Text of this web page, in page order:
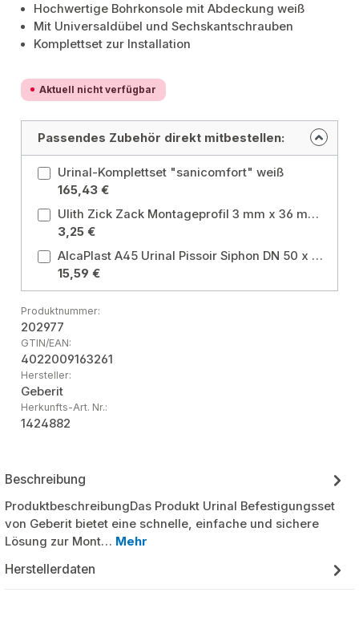
Hochwertige Bohrkonsole mit Abdeckung weiß
Mit Universaldübel und Sechskantschrauben
Komplettset zur Installation
Aktuell nicht verfügbar
Passendes Zubehör direkt mitbestellen:
Urinal-Komplettset "sanicomfort" weiß
165,43 €
Ulith Zick Zack Montageprofil 3 mm x 36 mm x 4,5 m bietet flexiblen Schallschutz zur Unterbrechung von Schallbrücken zwischen Wandfliese und hängenden Keramikobjekten
3,25 €
AlcaPlast A45 Urinal Pissoir Siphon DN 50 x DN 40/50 / Absaugsiphon waagerecht Anschluss: waagerecht
15,59 €
Produktnummer:
202977
GTIN/EAN:
4022009163261
Hersteller:
Geberit
Herkunfts-Art. Nr.:
1424882
Beschreibung
ProduktbeschreibungDas Produkt Urinal Befestigungsset
von Geberit bietet eine schnelle, einfache und sichere
Lösung zur Mont… Mehr
Herstellerdaten